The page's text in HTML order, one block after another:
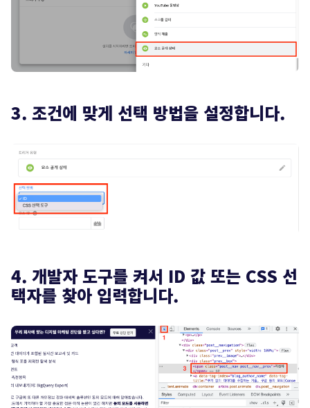
3. 조건에 맞게 선택 방법을 설정합니다.
4. 개발자 도구를 켜서 ID 값 또는 CSS 선
택자를 찾아 입력합니다.